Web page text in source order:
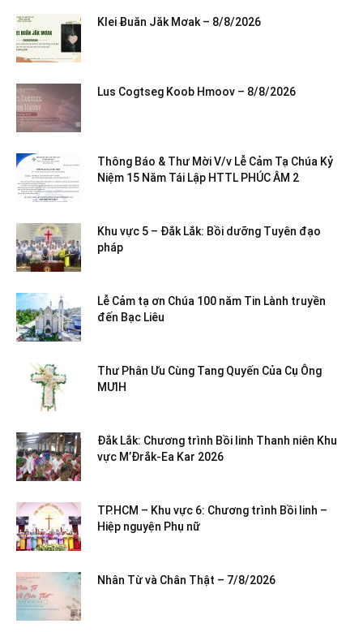
Klei Ƀuăn Jăk Mơak – 8/8/2026
Lus Cogtseg Koob Hmoov – 8/8/2026
Thông Báo & Thư Mời V/v Lễ Cảm Tạ Chúa Kỷ
Niệm 15 Năm Tái Lập HTTL PHÚC ÂM 2
Khu vực 5 – Đắk Lắk: Bồi dưỡng Tuyên đạo
pháp
Lễ Cảm tạ ơn Chúa 100 năm Tin Lành truyền
đến Bạc Liêu
Thư Phân Ưu Cùng Tang Quyến Của Cụ Ông
MƯIH
Đắk Lắk: Chương trình Bồi linh Thanh niên Khu
vực M’Đrắk-Ea Kar 2026
TP.HCM – Khu vực 6: Chương trình Bồi linh –
Hiệp nguyện Phụ nữ
Nhân Từ và Chân Thật – 7/8/2026